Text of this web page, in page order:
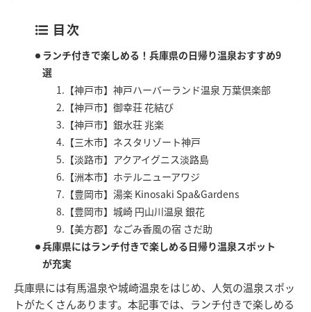
目次
ランチ付きで楽しめる！兵庫県の日帰り温泉おすすめ9
選
1.【神戸市】神戸ハーバーランド温泉 万葉倶楽部
2.【神戸市】御幸荘 花結び
3.【神戸市】銀水荘 兆楽
4.【三木市】ネスタリゾート神戸
5.【淡路市】アクアイグニス淡路島
6.【洲本市】ホテルニューアワジ
7.【豊岡市】湯楽 Kinosaki Spa&Gardens
8.【豊岡市】城崎 円山川温泉 銀花
9.【美方郡】なごみ香風の宿 さだ助
兵庫県にはランチ付きで楽しめる日帰り温泉スポット
が充実
兵庫県には有馬温泉や城崎温泉をはじめ、人気の温泉スポッ
トがたくさんあります。本記事では、ランチ付きで楽しめる